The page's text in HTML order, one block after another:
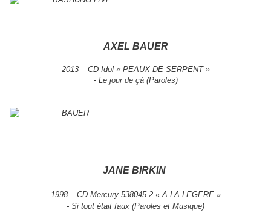
AXEL BAUER
2013 – CD Idol « PEAUX DE SERPENT »
- Le jour de çà (Paroles)
JANE BIRKIN
1998 – CD Mercury 538045 2 « A LA LEGERE »
- Si tout était faux (Paroles et Musique)